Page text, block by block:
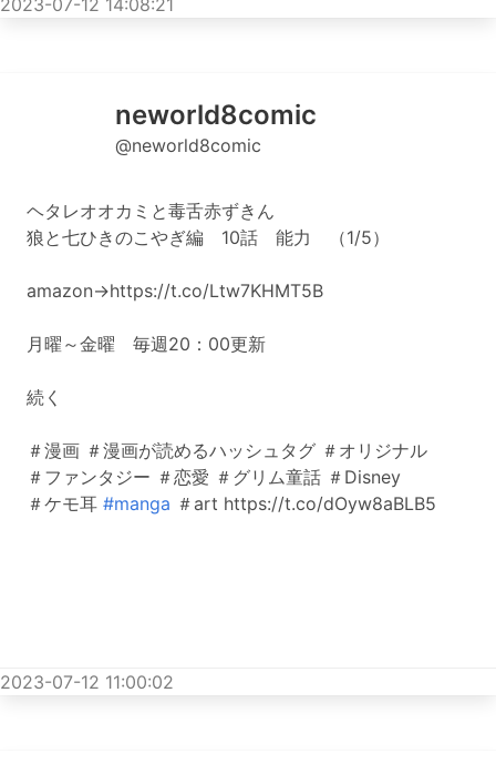
neworld8comic
@neworld8comic
ヘタレオオカミと毒舌赤ずきん
狼と七ひきのこやぎ編 10話 能力 （1/5）
amazon→https://t.co/Ltw7KHMT5B
月曜～金曜 毎週20：00更新
続く
＃漫画 ＃漫画が読めるハッシュタグ ＃オリジナル
＃ファンタジー ＃恋愛 ＃グリム童話 ＃Disney
＃ケモ耳 #manga ＃art https://t.co/dOyw8aBLB5
2023-07-12 11:00:02